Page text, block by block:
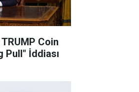
Coin
Pull" İddiası